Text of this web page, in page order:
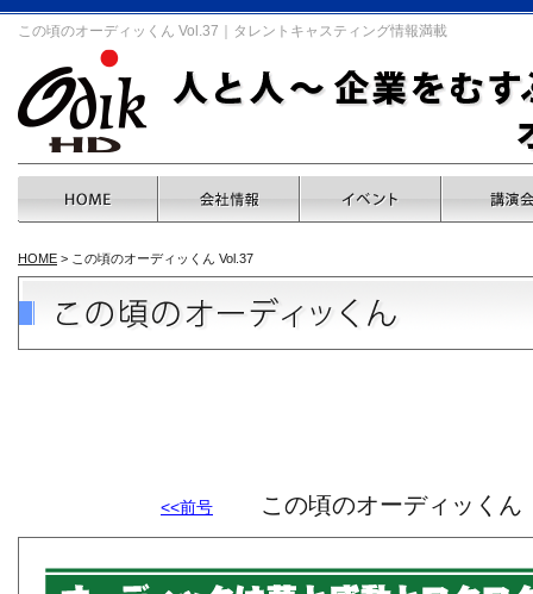
この頃のオーディッくん Vol.37｜タレントキャスティング情報満載
HOME > この頃のオーディッくん Vol.37
<<前号 この頃のオーディッく